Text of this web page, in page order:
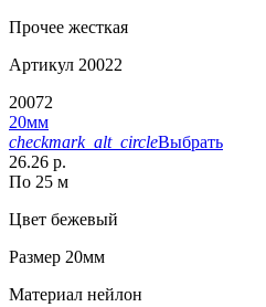
Прочее жесткая
Артикул 20022
20072
20мм
checkmark_alt_circleВыбрать
26.26 р.
По 25 м
Цвет бежевый
Размер 20мм
Материал нейлон